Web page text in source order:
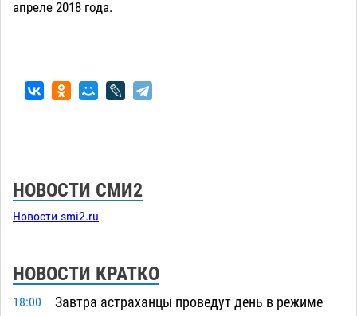
апреле 2018 года.
НОВОСТИ СМИ2
Новости smi2.ru
НОВОСТИ КРАТКО
18:00
Завтра астраханцы проведут день в режиме